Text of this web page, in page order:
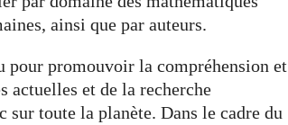
ainsi que par auteurs.
pour promouvoir la compréhension et
actuelles et de la recherche
toute la planète. Dans le cadre du